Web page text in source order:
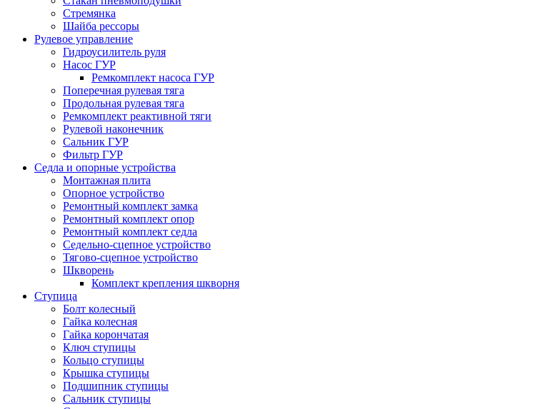
Стремянка
Шайба рессоры
Рулевое управление
Гидроусилитель руля
Насос ГУР
Ремкомплект насоса ГУР
Поперечная рулевая тяга
Продольная рулевая тяга
Ремкомплект реактивной тяги
Рулевой наконечник
Сальник ГУР
Фильтр ГУР
Седла и опорные устройства
Монтажная плита
Опорное устройство
Ремонтный комплект замка
Ремонтный комплект опор
Ремонтный комплект седла
Седельно-сцепное устройство
Тягово-сцепное устройство
Шкворень
Комплект крепления шкворня
Ступица
Болт колесный
Гайка колесная
Гайка корончатая
Ключ ступицы
Кольцо ступицы
Крышка ступицы
Подшипник ступицы
Сальник ступицы